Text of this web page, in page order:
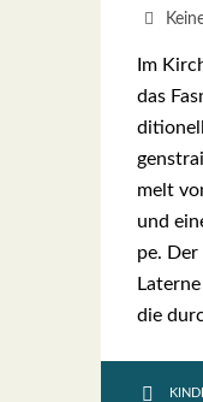
Im
das
melt
und
pe.
die